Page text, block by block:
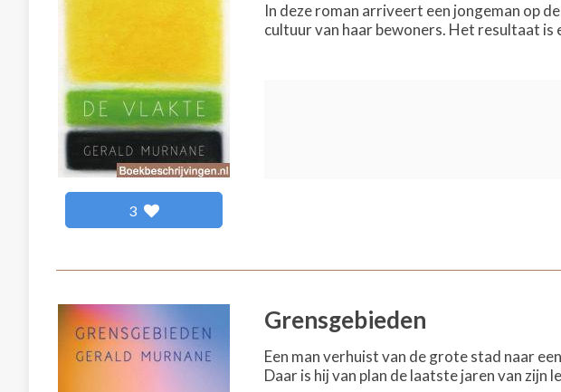
3
In deze roman arriveert een jongeman op
cultuur van haar bewoners. Het resultaat is
Grensgebieden
Een man verhuist van de grote stad naar
Daar is hij van plan de laatste jaren van zijn